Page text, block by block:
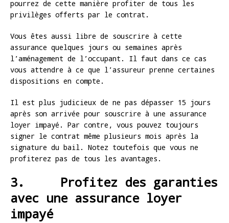
pourrez de cette manière profiter de tous les
privilèges offerts par le contrat.
Vous êtes aussi libre de souscrire à cette
assurance quelques jours ou semaines après
l’aménagement de l’occupant. Il faut dans ce cas
vous attendre à ce que l’assureur prenne certaines
dispositions en compte.
Il est plus judicieux de ne pas dépasser 15 jours
après son arrivée pour souscrire à une assurance
loyer impayé. Par contre, vous pouvez toujours
signer le contrat même plusieurs mois après la
signature du bail. Notez toutefois que vous ne
profiterez pas de tous les avantages.
3. Profitez des garanties
avec une assurance loyer
impayé